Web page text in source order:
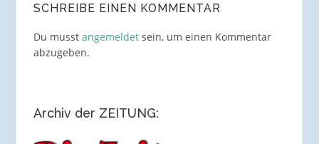
SCHREIBE EINEN KOMMENTAR
Du musst angemeldetsein, um einen Kommentar
abzugeben.
Archiv der ZEITUNG: